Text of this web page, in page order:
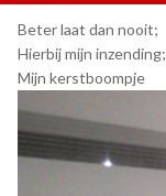
Beter laat dan nooit;
Hierbij mijn inzending;
Mijn kerstboompje